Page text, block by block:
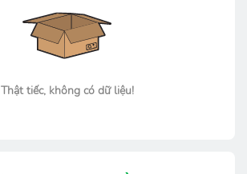
Thật tiếc, không có dữ liệu!